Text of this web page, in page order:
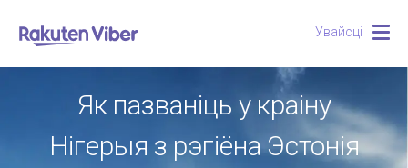
Увайсці
Як пазваніць у краіну
Нігерыя з рэгіёна Эстонія